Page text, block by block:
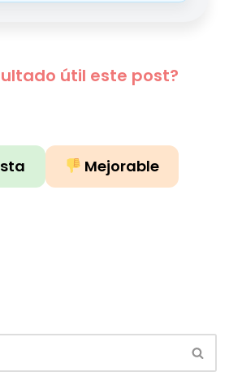
útil este post?
Mejorable